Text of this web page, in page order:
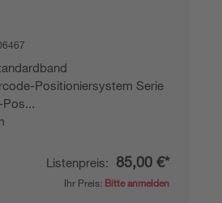
Positioniersystem Serie
Pos...
Listenpreis: 85,00 €*
Ihr Preis: Bitte anmelden